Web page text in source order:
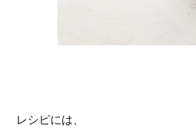
レシピには、